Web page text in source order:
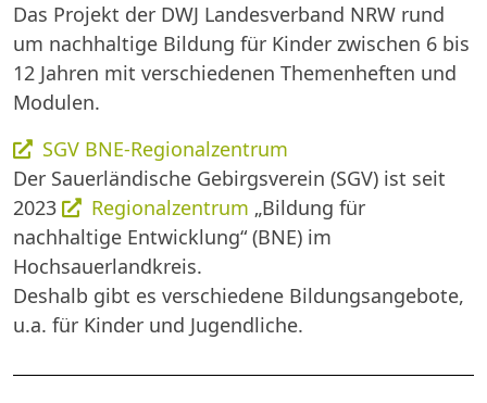
Das Projekt der DWJ Landesverband NRW rund
um nachhaltige Bildung für Kinder zwischen 6 bis
12 Jahren mit verschiedenen Themenheften und
Modulen.
SGV BNE-Regionalzentrum
Der Sauerländische Gebirgsverein (SGV) ist seit
2023
Regionalzentrum „Bildung für
nachhaltige Entwicklung“ (BNE) im
Hochsauerlandkreis.
Deshalb gibt es verschiedene Bildungsangebote,
u.a. für Kinder und Jugendliche.